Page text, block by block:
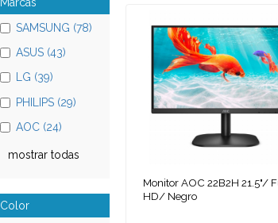
Marcas
SAMSUNG (78)
ASUS (43)
LG (39)
PHILIPS (29)
AOC (24)
mostrar todas
Color
Monitor AOC 22B2H 21.5"/
HD/ Negro